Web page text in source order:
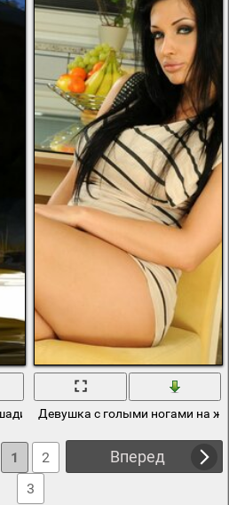
возле холма
Девушка с голыми ногами на
Вперед
1
2
3